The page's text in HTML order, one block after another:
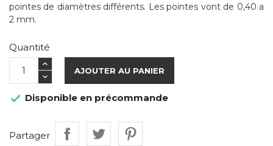
pointes de diamètres différents. Les pointes vont de 0,40 a
2 mm.
Quantité
AJOUTER AU PANIER
 Disponible en précommande
Partager